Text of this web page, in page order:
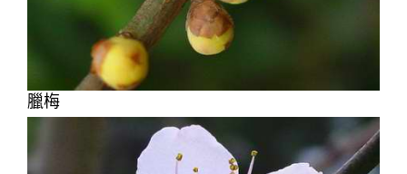
臘梅